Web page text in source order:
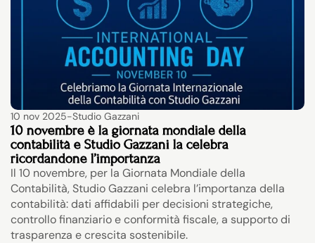
10 nov 2025-Studio Gazzani
10 novembre è la giornata mondiale della
contabilità e Studio Gazzani la celebra
ricordandone l’importanza
Il 10 novembre, per la Giornata Mondiale della
Contabilità, Studio Gazzani celebra l’importanza della
contabilità: dati affidabili per decisioni strategiche,
controllo finanziario e conformità fiscale, a supporto di
trasparenza e crescita sostenibile.